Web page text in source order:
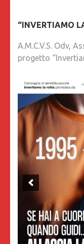
“INVERTIAMO
A.M.C.V.S. Odv,
progetto